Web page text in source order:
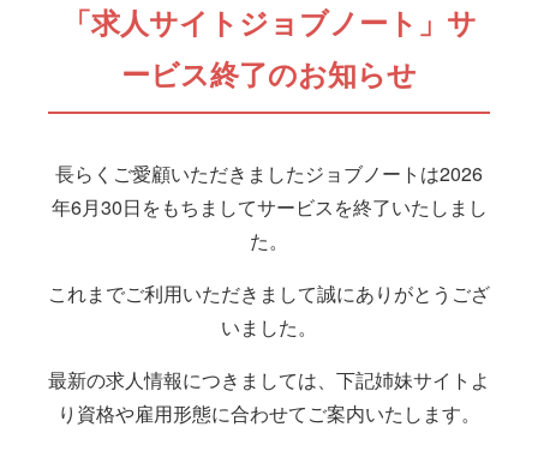
「求人サイトジョブノート」サ
ービス終了のお知らせ
長らくご愛顧いただきましたジョブノートは2026
年6月30日をもちましてサービスを終了いたしまし
た。
これまでご利用いただきまして誠にありがとうござ
いました。
最新の求人情報につきましては、下記姉妹サイトよ
り資格や雇用形態に合わせてご案内いたします。